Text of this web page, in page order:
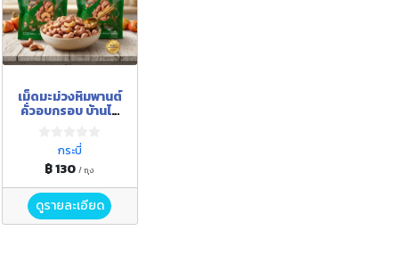
เม็ดมะม่วงหิมพานต์
คั่วอบกรอบ บ้านไร่
กระบี่
฿ 130/ ถุง
ดูรายละเอียด